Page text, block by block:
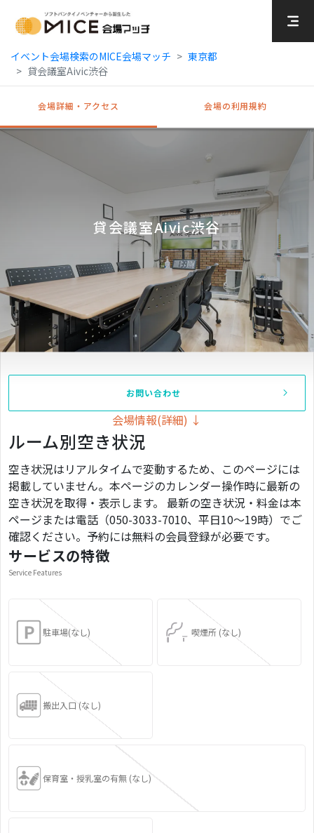
イベント会場検索のMICE会場マッチ
東京都
貸会議室Aivic渋谷
会場詳細・アクセス 会場の利用規約
貸会議室Aivic渋谷
お問い合わせ
会場情報(詳細) ↓
ルーム別空き状況
空き状況はリアルタイムで変動するため、このページには
掲載していません。本ページのカレンダー操作時に最新の
空き状況を取得・表示します。 最新の空き状況・料金は本
ページまたは電話（050-3033-7010、平日10〜19時）でご
確認ください。予約には無料の会員登録が必要です。
サービスの特徴
Service Features
駐車場(なし) 喫煙所 (なし)
搬出入口 (なし)
保育室・授乳室の有無 (なし)